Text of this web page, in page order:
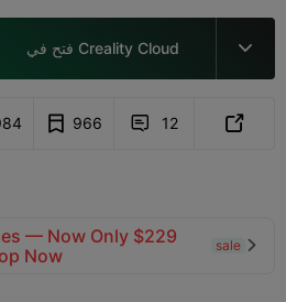
فتح في Creality Cloud 
966  12 
— Now Only $229
Now
sale 